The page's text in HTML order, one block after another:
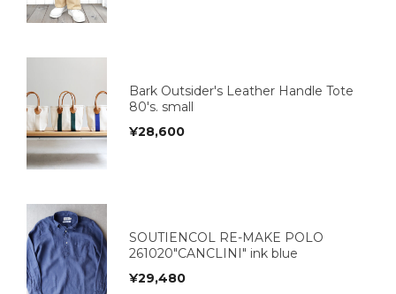
Bark Outsider's Leather Handle Tote
80's. small
¥28,600
SOUTIENCOL RE-MAKE POLO
261020"CANCLINI" ink blue
¥29,480